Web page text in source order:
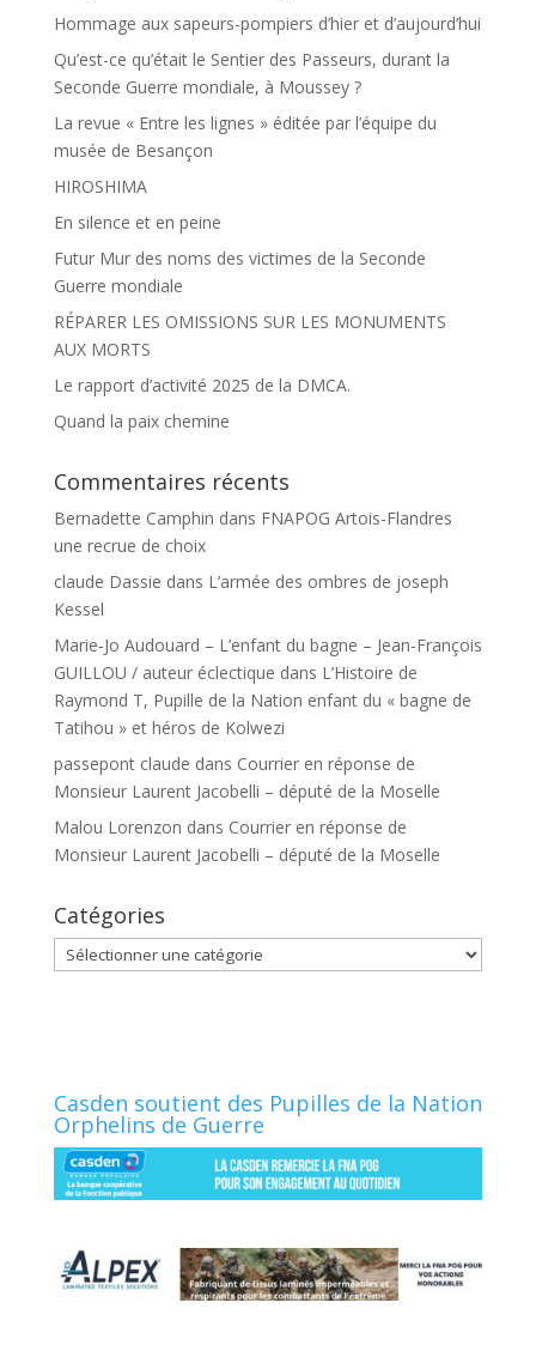
Hommage aux sapeurs-pompiers d’hier et d’aujourd’hui
Qu’est-ce qu’était le Sentier des Passeurs, durant la
Seconde Guerre mondiale, à Moussey ?
La revue « Entre les lignes » éditée par l’équipe du
musée de Besançon
HIROSHIMA
En silence et en peine
Futur Mur des noms des victimes de la Seconde
Guerre mondiale
RÉPARER LES OMISSIONS SUR LES MONUMENTS
AUX MORTS
Le rapport d’activité 2025 de la DMCA.
Quand la paix chemine
Commentaires récents
Bernadette Camphin dans FNAPOG Artois-Flandres
une recrue de choix
claude Dassie dans L’armée des ombres de joseph
Kessel
Marie-Jo Audouard – L’enfant du bagne – Jean-François
GUILLOU / auteur éclectique dans L’Histoire de
Raymond T, Pupille de la Nation enfant du « bagne de
Tatihou » et héros de Kolwezi
passepont claude dans Courrier en réponse de
Monsieur Laurent Jacobelli – député de la Moselle
Malou Lorenzon dans Courrier en réponse de
Monsieur Laurent Jacobelli – député de la Moselle
Catégories
Catégories
Casden soutient des Pupilles de la Nation
Orphelins de Guerre